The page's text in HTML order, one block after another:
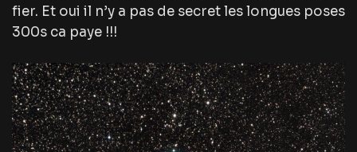
fier. Et oui il n’y a pas de secret les longues poses
300s ca paye !!!